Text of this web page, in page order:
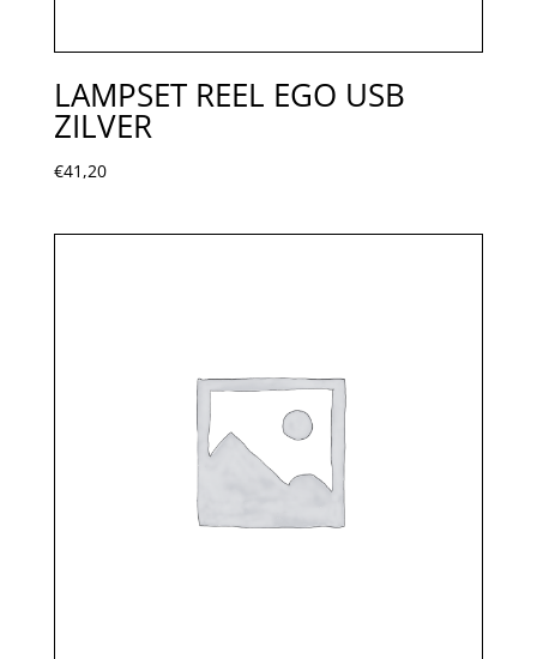
LAMPSET REEL EGO USB
ZILVER
€41,20